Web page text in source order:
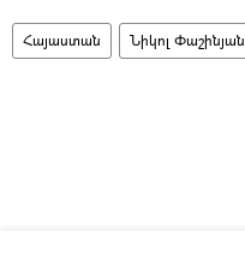
Հայաստան Նիկոլ Փաշինյան